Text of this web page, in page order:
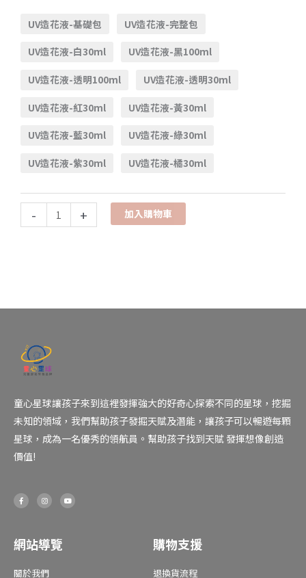
UV造花液-基礎包 UV造花液-完整包
UV造花液-白30ml UV造花液-黑100ml
UV造花液-透明100ml UV造花液-透明30ml
UV造花液-紅30ml UV造花液-黃30ml
UV造花液-藍30ml UV造花液-綠30ml
UV造花液-紫30ml UV造花液-橘30ml
- + 加入購物車
童心星球讓孩子來到這裡發揮強大的好奇心探索不同的星球，挖掘
未知的領域，我們幫助孩子發掘天賦及潛能，讓孩子可以暢遊每顆
星球，成為一名優秀的領航員。幫助孩子找到天賦 發揮想像創造
價值!
F
a
c
k
-
I
n
s
a
m
Y
o
u
網站導覽
關於我們
購物支援
退換貨流程